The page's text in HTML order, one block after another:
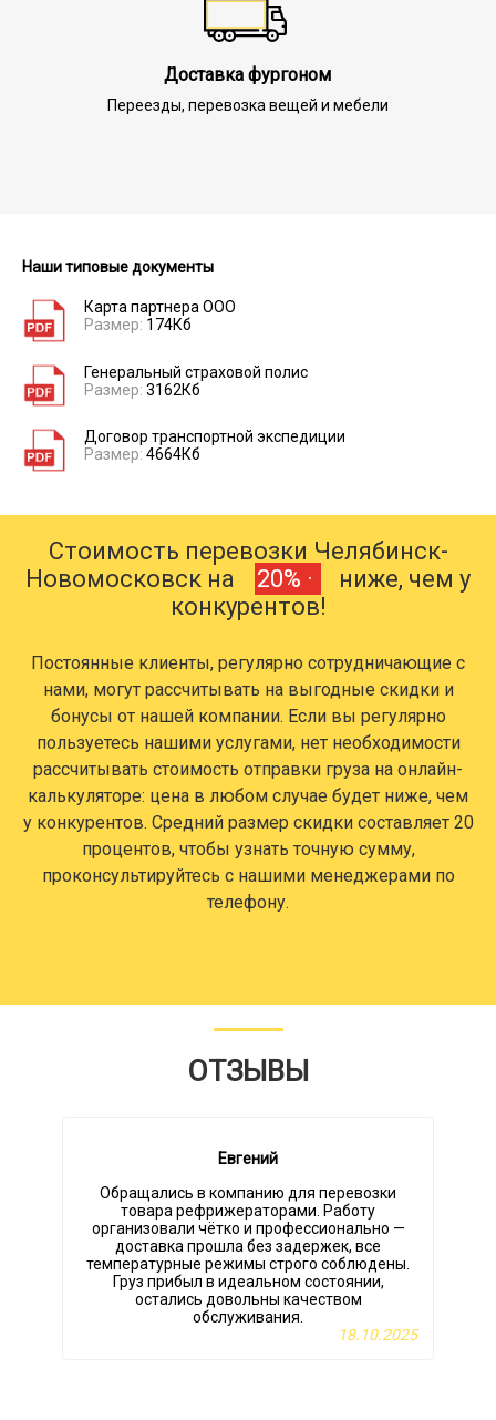
Доставка фургоном
Переезды, перевозка вещей и мебели
Наши типовые документы
Карта партнера ООО
Размер: 174Кб
Генеральный страховой полис
Размер: 3162Кб
Договор транспортной экспедиции
Размер: 4664Кб
Стоимость перевозки Челябинск-
Новомосковск на
20% ·
ниже, чем у
конкурентов!
Постоянные клиенты, регулярно сотрудничающие с
нами, могут рассчитывать на выгодные скидки и
бонусы от нашей компании. Если вы регулярно
пользуетесь нашими услугами, нет необходимости
рассчитывать стоимость отправки груза на онлайн-
калькуляторе: цена в любом случае будет ниже, чем
у конкурентов. Средний размер скидки составляет 20
процентов, чтобы узнать точную сумму,
проконсультируйтесь с нашими менеджерами по
телефону.
ОТЗЫВЫ
Евгений
Обращались в компанию для перевозки
товара рефрижераторами. Работу
организовали чётко и профессионально —
доставка прошла без задержек, все
температурные режимы строго соблюдены.
Груз прибыл в идеальном состоянии,
остались довольны качеством
обслуживания.
18.10.2025